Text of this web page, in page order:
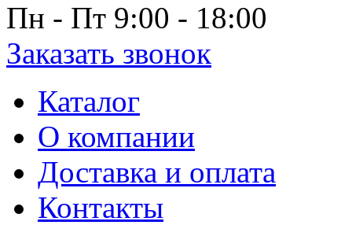
Пн - Пт 9:00 - 18:00
Заказать звонок
Каталог
О компании
Доставка и оплата
Контакты